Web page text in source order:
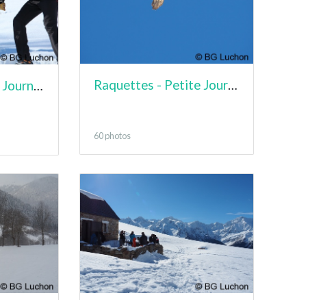
Raquettes - Petite Journée - Lampet
60 photos